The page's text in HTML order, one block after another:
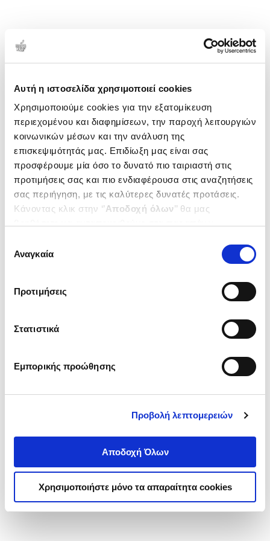
Αυτή η ιστοσελίδα χρησιμοποιεί cookies
Χρησιμοποιούμε cookies για την εξατομίκευση
περιεχομένου και διαφημίσεων, την παροχή λειτουργιών
κοινωνικών μέσων και την ανάλυση της
επισκεψιμότητάς μας. Επιδίωξη μας είναι σας
προσφέρουμε μία όσο το δυνατό πιο ταιριαστή στις
προτιμήσεις σας και πιο ενδιαφέρουσα στις αναζητήσεις
σας περιήγηση, με τις καλύτερες δυνατές προτάσεις.
Κάνοντας κλικ στην ‘’Αποδοχή όλων’’ θα μας
ενδιαφέρουν και να επιλέξετε από τα παρακάτω με την
΄΄και να ενημερωθείτε σχετικά με
συγκατάθεσης
Αναγκαία
Προτιμήσεις
Στατιστικά
Εμπορικής προώθησης
Προβολή λεπτομερειών
Αποδοχή Όλων
Χρησιμοποιήστε μόνο τα απαραίτητα cookies